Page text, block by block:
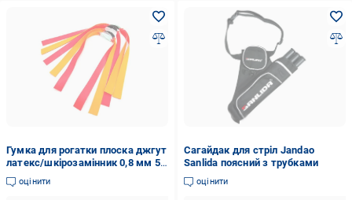
Гумка для рогатки плоска джгут
латекс/шкірозамінник 0,8 мм 5
шт. (510453)
оцінити
Сагайдак для стріл Jandao
Sanlida поясний з трубками
оцінити